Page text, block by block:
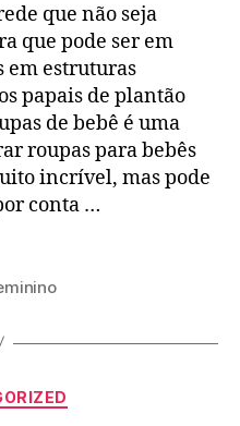
que não seja
que pode ser em
estruturas
papais de plantão
de bebê é uma
roupas para bebês
incrível, mas pode
conta …